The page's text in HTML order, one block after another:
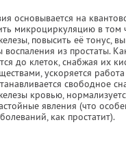
основывается на
микроциркуляцию в том
повысить её тонус,
из простаты.
до клеток, снабжая их
ускоряется работа
свободное
кровью,
явления (что
как простатит).